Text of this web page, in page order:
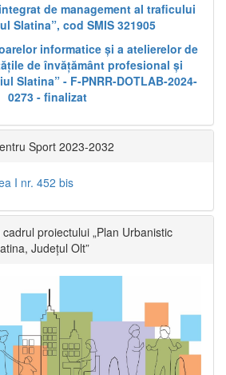
de management al traficului
Slatina”, cod SMIS 321905
informatice și a atelierelor de
de învățământ profesional și
Slatina” - F-PNRR-DOTLAB-2024-
0273 - finalizat
Sport 2023-2032
I nr. 452 bis
proiectului „Plan Urbanistic
Județul Olt”